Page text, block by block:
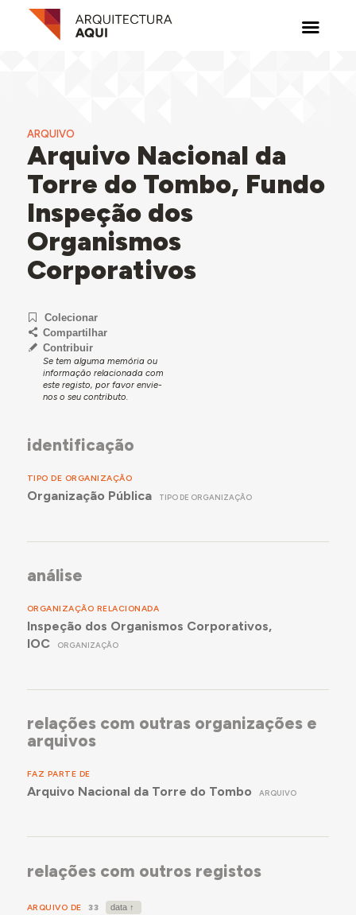
ARQUIVO
Arquivo Nacional da
Torre do Tombo, Fundo
Inspeção dos
Organismos
Corporativos
Colecionar
Compartilhar
Contribuir
Se tem alguma memória ou
informação relacionada com
este registo, por favor envie-
nos o seu contributo.
identificação
TIPO DE ORGANIZAÇÃO
Organização Pública TIPO DE ORGANIZAÇÃO
análise
ORGANIZAÇÃO RELACIONADA
Inspeção dos Organismos Corporativos,
IOC
ORGANIZAÇÃO
relações com outras organizações e
arquivos
FAZ PARTE DE
Arquivo Nacional da Torre do Tombo ARQUIVO
relações com outros registos
ARQUIVO DE 33